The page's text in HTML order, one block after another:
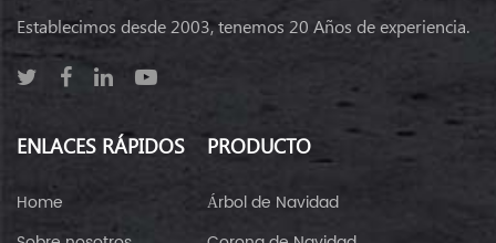
Establecimos desde 2003, tenemos 20 Años de experiencia.
ENLACES RÁPIDOS
Home
PRODUCTO
Árbol de Navidad